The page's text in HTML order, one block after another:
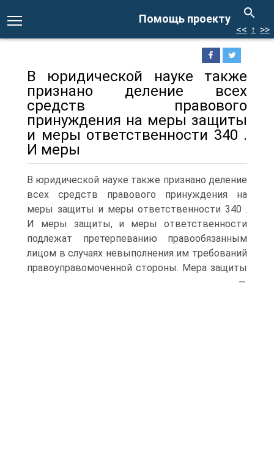
Помощь проекту
<< ↑ >>
В юридической науке также
признано деление всех
средств правового
принуждения на меры защиты
и меры ответственности 340 .
И меры
В юридической науке также признано деление
всех средств правового принуждения на
меры защиты и меры ответственности 340 .
И меры защиты, и меры ответственности
подлежат претерпеванию правообязанным
лицом в случаях невыполнения им требований
правоуправомоченной стороны. Мера защиты
—